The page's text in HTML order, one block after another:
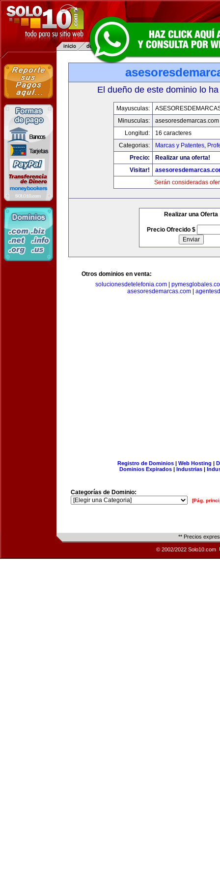
El dueño de este dominio lo
Mayusculas:
Minusculas:
asesoresdemarcas.com
Longitud:
16 caracteres
Categorias:
Marcas y Patentes,
Precio:
Realizar una oferta!
Visitar!
Serán consideradas
Realizar una Oferta
Precio Ofrecido $
Otros dominios en venta:
solucionesdetelefonia.com|
asesoresdemarcas.com
Registro de Dominios| Web Hosting |
Dominios Expirados | Industrias |
Categorías de Dominio:
[Pág.
** Precios
© 2002/2022 Solo10.com